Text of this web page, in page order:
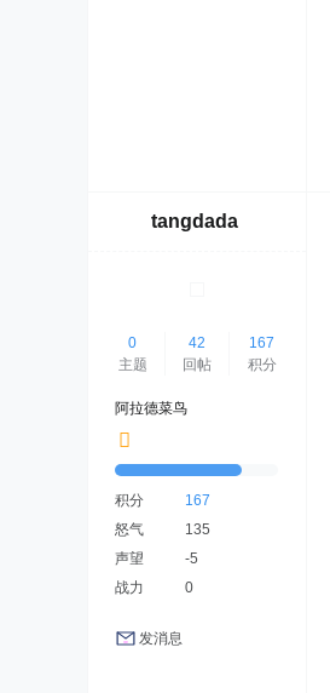
tangdada
0
主题
42
回帖
167
积分
阿拉德菜鸟
积分
167
怒气
135
声望
-5
战力
0
发消息